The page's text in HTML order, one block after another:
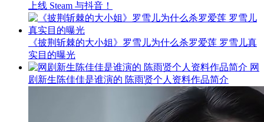
上线 Steam 与抖音！
《披荆斩棘的大小姐》罗雪儿为什么杀罗爱莲 罗雪儿真
实目的曝光
网
剧新生陈佳佳是谁演的 陈雨贤个人资料作品简介